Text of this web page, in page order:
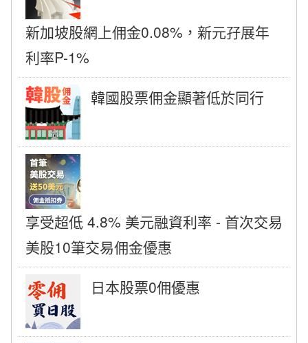
新加坡股網上佣金0.08%，新元孖展年
利率P-1%
韓國股票佣金顯著低於同行
享受超低 4.8% 美元融資利率 - 首次交易
美股10筆交易佣金優惠
日本股票0佣優惠